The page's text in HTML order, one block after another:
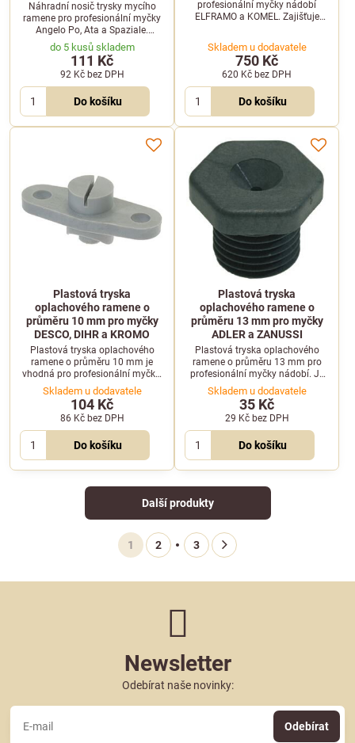
Náhradní nosič trysky mycího
ramene pro profesionální myčky
Angelo Po, Ata a Spaziale.
Zajišťuje stabilní a bezpečné
uchycení trysky.
do 5 kusů skladem
111 Kč
92 Kč bez DPH
Do košíku
profesionální myčky nádobí
ELFRAMO a KOMEL. Zajišťuje
Skladem u dodavatele
750 Kč
620 Kč bez DPH
Do košíku
Plastová tryska
oplachového ramene o
průměru 10 mm pro myčky
DESCO, DIHR a KROMO
Plastová tryska oplachového
ramene o průměru 10 mm je
vhodná pro profesionální myčky.
Zajišťuje optimální rozptyl
oplachové vody u zařízení DESCO,
DIHR či KROMO.
Skladem u dodavatele
104 Kč
86 Kč bez DPH
Do košíku
Plastová tryska
oplachového ramene o
průměru 13 mm pro myčky
ADLER a ZANUSSI
Plastová tryska oplachového
ramene o průměru 13 mm pro
profesionální myčky nádobí. Je
kompatibilní s vybranými modely
značek ADLER a ZANUSSI.
Skladem u dodavatele
35 Kč
29 Kč bez DPH
Do košíku
Další produkty
1 2 3
Newsletter
Odebírat naše novinky:
Odebírat